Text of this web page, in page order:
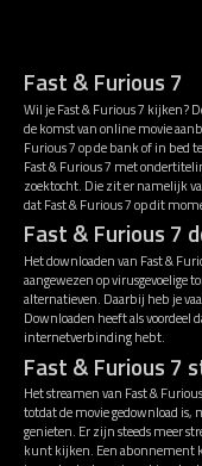
Fast & Furious 7
Wil je Fast & Furious 7 kijken?
de komst van online movie
Furious 7 op de bank of in bed
Fast & Furious 7 met
zoektocht. Die zit er namelijk
dat Fast & Furious 7 op dit
Fast & Furious 7
Het downloaden van Fast &
aangewezen op virusgevoelige
alternatieven. Daarbij heb je
Downloaden heeft als voordeel
internetverbinding hebt.
Fast & Furious 7
Het streamen van Fast &
totdat de movie gedownload is,
genieten. Er zijn steeds meer
kunt kijken. Een abonnement